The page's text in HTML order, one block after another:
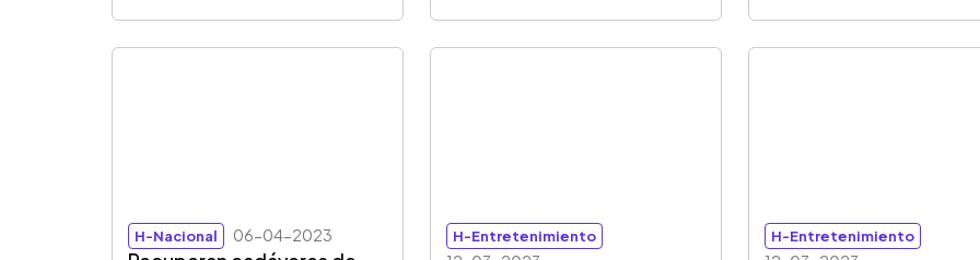
H-Nacional 06-04-2023 H-Entretenimiento H-Entretenimiento